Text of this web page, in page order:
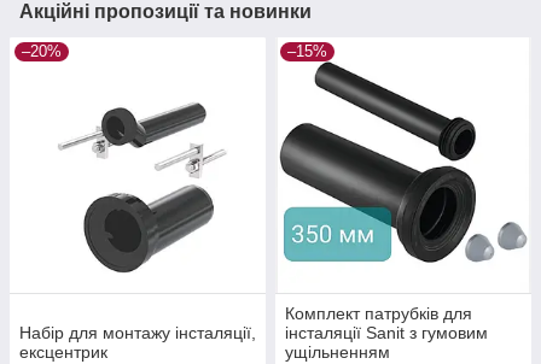
Акційні пропозиції та новинки
–20%
Набір для монтажу інсталяції,
ексцентрик
–15%
Комплект патрубків для
інсталяції Sanit з гумовим
ущільненням